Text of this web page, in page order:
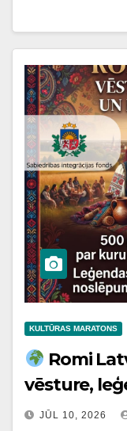
KULTŪRAS MARATONS
Romi
vēsture,
JŪL 10, 2026